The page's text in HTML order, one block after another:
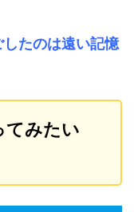
たのは遠い記憶
てみたい